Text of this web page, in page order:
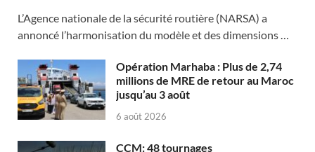
L’Agence nationale de la sécurité routière (NARSA) a
annoncé l’harmonisation du modèle et des dimensions …
Opération Marhaba : Plus de 2,74
millions de MRE de retour au Maroc
jusqu’au 3 août
6 août 2026
CCM: 48 tournages